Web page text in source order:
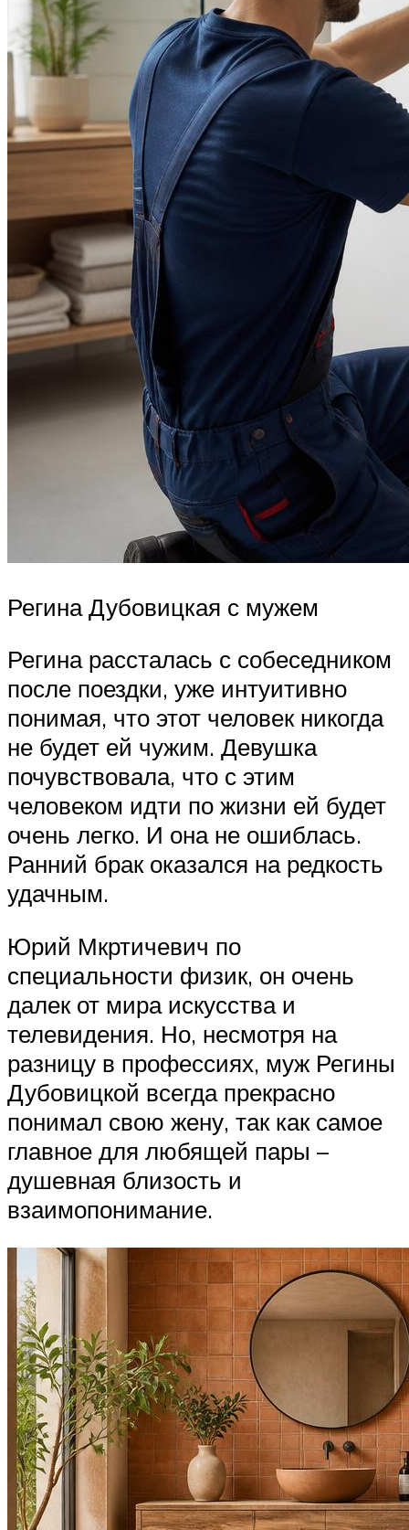
Регина Дубовицкая с мужем
Регина рассталась с собеседником
после поездки, уже интуитивно
понимая, что этот человек никогда
не будет ей чужим. Девушка
почувствовала, что с этим
человеком идти по жизни ей будет
очень легко. И она не ошиблась.
Ранний брак оказался на редкость
удачным.
Юрий Мкртичевич по
специальности физик, он очень
далек от мира искусства и
телевидения. Но, несмотря на
разницу в профессиях, муж Регины
Дубовицкой всегда прекрасно
понимал свою жену, так как самое
главное для любящей пары –
душевная близость и
взаимопонимание.